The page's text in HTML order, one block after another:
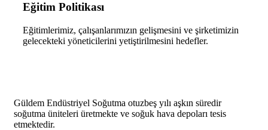
Eğitim Politikası
Eğitimlerimiz, çalışanlarımızın gelişmesini ve şirketimizin
gelecekteki yöneticilerini yetiştirilmesini hedefler.
Güldem Endüstriyel Soğutma otuzbeş yılı aşkın süredir
soğutma üniteleri üretmekte ve soğuk hava depoları tesis
etmektedir.